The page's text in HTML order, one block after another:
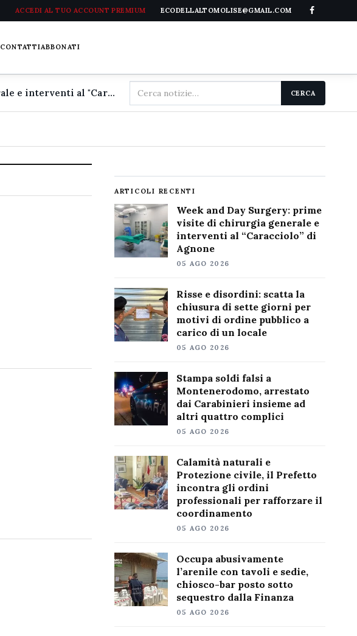
ACCEDI AL TUO ACCOUNT PREMIUM ECODELLALTOMOLISE@GMAIL.COM
CONTATTIABBONATI
Week and Day Surgery: prime visite di chirurgia generale e interventi al "Caracciolo" di Agnone
Cerca
nel
CERCA
ARTICOLI RECENTI
Week and Day Surgery: prime
visite di chirurgia generale e
interventi al “Caracciolo” di
Agnone
05 AGO 2026
Risse e disordini: scatta la
chiusura di sette giorni per
motivi di ordine pubblico a
carico di un locale
05 AGO 2026
Stampa soldi falsi a
Montenerodomo, arrestato
dai Carabinieri insieme ad
altri quattro complici
05 AGO 2026
Calamità naturali e
Protezione civile, il Prefetto
incontra gli ordini
professionali per rafforzare il
coordinamento
05 AGO 2026
Occupa abusivamente
l’arenile con tavoli e sedie,
chiosco-bar posto sotto
sequestro dalla Finanza
05 AGO 2026